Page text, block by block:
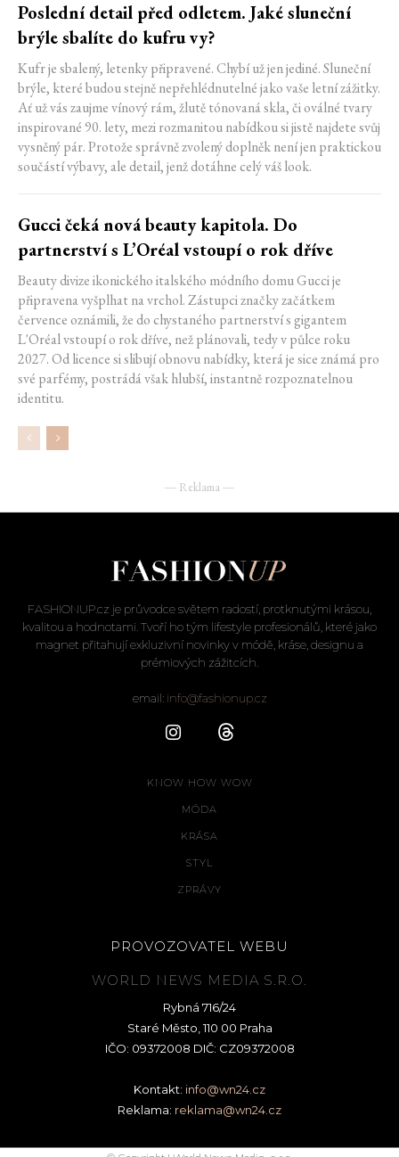
Poslední detail před odletem. Jaké sluneční
brýle sbalíte do kufru vy?
Kufr je sbalený, letenky připravené. Chybí už jen jediné. Sluneční
brýle, které budou stejně nepřehlédnutelné jako vaše letní zážitky.
Ať už vás zaujme vínový rám, žlutě tónovaná skla, či oválné tvary
inspirované 90. lety, mezi rozmanitou nabídkou si jistě najdete svůj
vysněný pár. Protože správně zvolený doplněk není jen praktickou
součástí výbavy, ale detail, jenž dotáhne celý váš look.
Gucci čeká nová beauty kapitola. Do
partnerství s L’Oréal vstoupí o rok dříve
Beauty divize ikonického italského módního domu Gucci je
připravena vyšplhat na vrchol. Zástupci značky začátkem
července oznámili, že do chystaného partnerství s gigantem
L'Oréal vstoupí o rok dříve, než plánovali, tedy v půlce roku
2027. Od licence si slibují obnovu nabídky, která je sice známá pro
své parfémy, postrádá však hlubší, instantně rozpoznatelnou
identitu.
― Reklama ―
FASHIONUP.cz je průvodce světem radostí, protknutými krásou,
kvalitou a hodnotami. Tvoří ho tým lifestyle profesionálů, které jako
magnet přitahují exkluzivní novinky v módě, kráse, designu a
prémiových zážitcích.
email: info@fashionup.cz
KNOW HOW WOW
MÓDA
KRÁSA
STYL
ZPRÁVY
PROVOZOVATEL WEBU
WORLD NEWS MEDIA S.R.O.
Rybná 716/24
Staré Město, 110 00 Praha
IČO: 09372008 DIČ: CZ09372008
Kontakt: info@wn24.cz
Reklama: reklama@wn24.cz